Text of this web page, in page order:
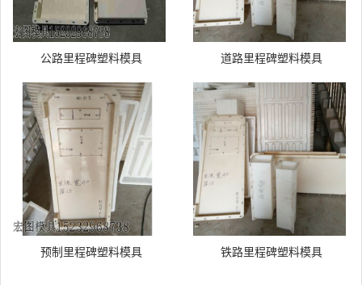
公路里程碑塑料模具 道路里程碑塑料模具
预制里程碑塑料模具 铁路里程碑塑料模具